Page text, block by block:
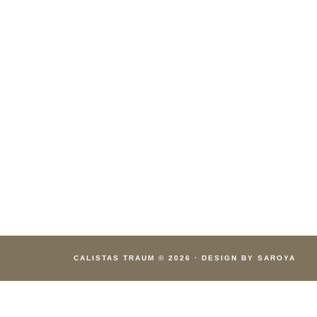
CALISTAS TRAUM © 2026 · DESIGN BY SAROYA